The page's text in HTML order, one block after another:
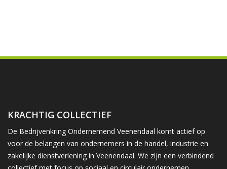
KRACHTIG COLLECTIEF
De Bedrijvenkring Ondernemend Veenendaal komt actief op
voor de belangen van ondernemers in de handel, industrie en
zakelijke dienstverlening in Veenendaal. We zijn een verbindend